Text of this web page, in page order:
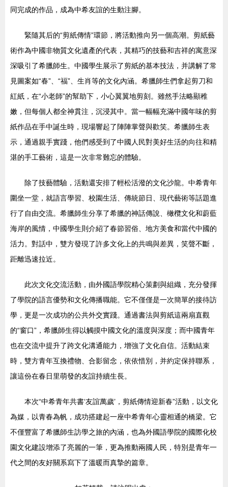
同完成的作品，成為中希友誼的生動注腳。
緊隨其后的“剪紙傳情”環節，將活動推向另一個高潮。剪紙藝
術作為中國非物質文化遺產的代表，其精巧的技藝和吉祥的寓意深
深吸引了希臘師生。中國學生展示了剪紙的基本技法，并講解了常
見圖案如“春”、“福”、生肖等的文化內涵。希臘師生們拿起剪刀和
紅紙，在“小老師”的幫助下，小心翼翼地剪刻。雖然手法略顯稚
嫩，但每個人都全神貫注，沉浸其中。當一幅幅充滿中國年味的剪
紙作品在手中誕生時，現場響起了陣陣掌聲與歡笑。希臘師生表
示，通過親手實踐，他們感受到了中國人民對美好生活的向往和精
湛的手工藝術，這是一次非常難忘的體驗。
除了技藝體驗，活動還安排了輕松活潑的文化沙龍。中希青年
圍坐一堂，就語言學習、校園生活、傳統節日、現代藝術等話題進
行了自由交流。希臘師生分享了希臘的神話傳說、橄欖文化和蔚藍
海岸的風情，中國學生則介紹了春節習俗、地方美食和當代中國的
活力。對話中，雙方發現了許多文化上的共鳴與差異，笑聲不斷，
距離迅速拉近。
此次文化交流活動，由外國語學院精心策劃與組織，充分發揮
了學院的語言優勢和文化傳播職能。它不僅僅是一次簡單的接待訪
學，更是一次成功的公共外交實踐。通過書法與剪紙這兩扇直觀
的“窗口”，希臘師生得以觸摸中國文化的溫度與深度；而中國青年
也在交流中提升了跨文化溝通能力，增強了文化自信。活動結束
時，雙方青年互換禮物、合影留念，依依惜別，并約定保持聯系，
讓這份在春日里萌發的友誼持續生長。
本次“中希青年共書‘友誼萬歲’，剪紙傳情迎新春”活動，以文化
為媒，以青春為帆，成功搭建起一座中希青年心靈相通的橋梁。它
不僅豐富了希臘師生訪學之旅的內涵，也為外國語學院的國際化校
園文化建設增添了亮麗的一筆，更為推動兩國人民，特別是青年一
代之間的友好關系寫下了溫暖而真摯的篇章。